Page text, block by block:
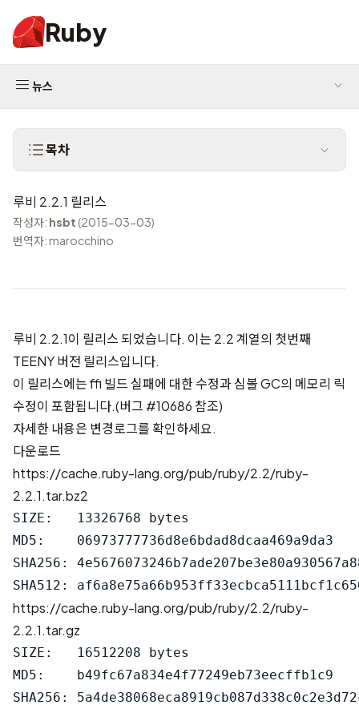
Ruby
뉴스
목차
루비 2.2.1 릴리스
작성자: hsbt (2015-03-03)
번역자: marocchino
루비 2.2.1이 릴리스 되었습니다. 이는 2.2 계열의 첫번째
TEENY 버전 릴리스입니다.
이 릴리스에는 ffi 빌드 실패에 대한 수정과 심볼 GC의 메모리 릭
수정이 포함됩니다.(버그 #10686 참조)
자세한 내용은 변경로그를 확인하세요.
다운로드
https://cache.ruby-lang.org/pub/ruby/2.2/ruby-
2.2.1.tar.bz2
SIZE:   13326768 bytes
MD5:    06973777736d8e6bdad8dcaa469a9da3
SHA256:
https://cache.ruby-lang.org/pub/ruby/2.2/ruby-
2.2.1.tar.gz
SIZE:   16512208 bytes
MD5:    b49fc67a834e4f77249eb73eecffb1c9
SHA256: